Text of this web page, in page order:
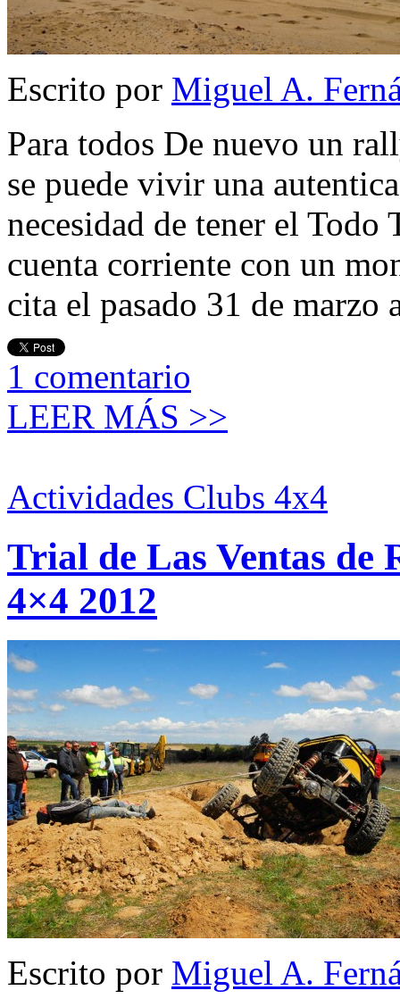
Escrito por Miguel A.
Para todos De nuevo un
se puede vivir una
necesidad de tener el Todo
cuenta corriente con un
cita el pasado 31 de
1 comentario
LEER MÁS >>
Actividades Clubs 4x4
Trial de Las Ventas
4×4 2012
Escrito por Miguel A.